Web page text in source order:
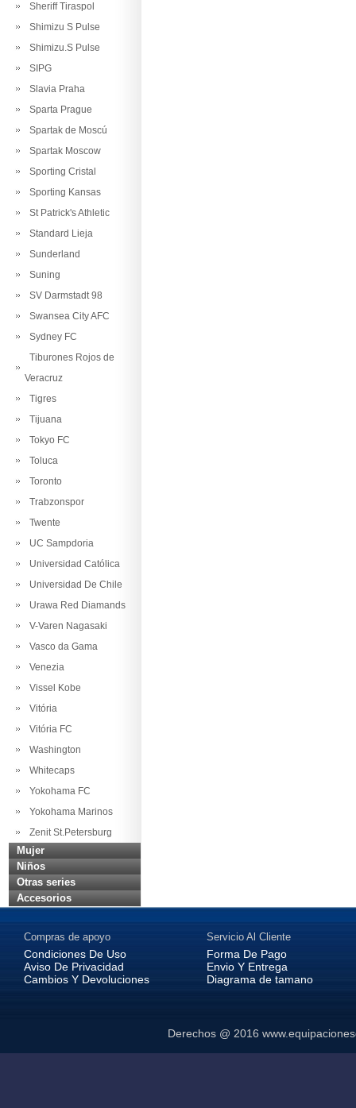
Sheriff Tiraspol
Shimizu S Pulse
Shimizu.S Pulse
SIPG
Slavia Praha
Sparta Prague
Spartak de Moscú
Spartak Moscow
Sporting Cristal
Sporting Kansas
St Patrick's Athletic
Standard Lieja
Sunderland
Suning
SV Darmstadt 98
Swansea City AFC
Sydney FC
Tiburones Rojos de
Veracruz
Tigres
Tijuana
Tokyo FC
Toluca
Toronto
Trabzonspor
Twente
UC Sampdoria
Universidad Católica
Universidad De Chile
Urawa Red Diamands
V-Varen Nagasaki
Vasco da Gama
Venezia
Vissel Kobe
Vitória
Vitória FC
Washington
Whitecaps
Yokohama FC
Yokohama Marinos
Zenit St.Petersburg
Mujer
Niños
Otras series
Accesorios
Compras de apoyo
Condiciones De Uso
Aviso De Privacidad
Cambios Y Devoluciones
Servicio Al Cliente
Forma De Pago
Envio Y Entrega
Diagrama de tamano
Derechos @ 2016